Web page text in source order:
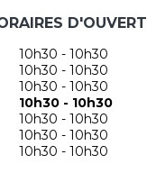
10h30 - 10h30
10h30 - 10h30
10h30 - 10h30
10h30 - 10h30
10h30 - 10h30
10h30 - 10h30
10h30 - 10h30